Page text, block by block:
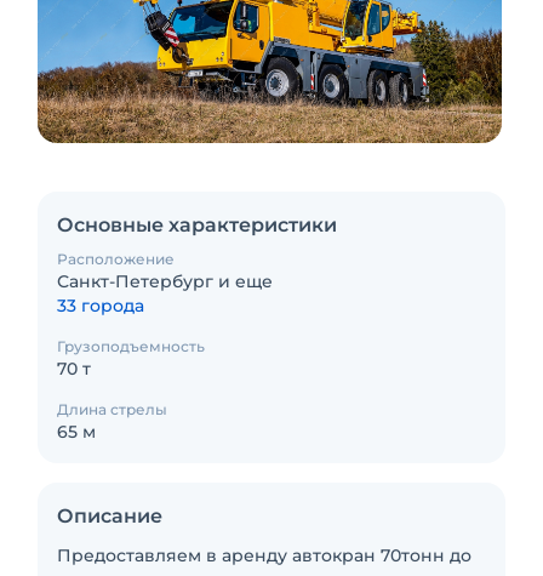
Основные характеристики
Расположение
Санкт-Петербург и еще
33 города
Грузоподъемность
70 т
Длина стрелы
65 м
Описание
Предоставляем в аренду автокран 70тонн до